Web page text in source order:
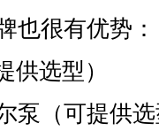
也很有优势：
供选型）
泵（可提供